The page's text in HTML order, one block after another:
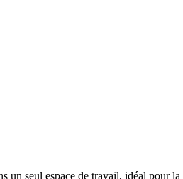
un seul espace de travail, idéal pour